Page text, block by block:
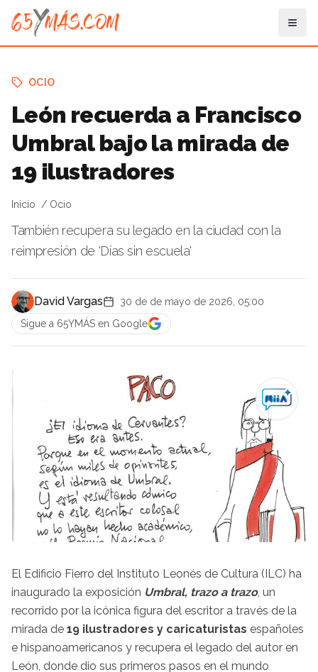
OCIO
León recuerda a Francisco
Umbral bajo la mirada de
19 ilustradores
Inicio Ocio
También recupera su legado en la ciudad con la
reimpresión de 'Días sin escuela'
David Vargas
30 de de mayo de 2026, 05:00
Sigue a 65YMÁS en Google
El Edificio Fierro del Instituto Leonés de Cultura (ILC) ha
inaugurado la exposición Umbral, trazo a trazo, un
recorrido por la icónica figura del escritor a través de la
mirada de 19 ilustradores y caricaturistas españoles
e hispanoamericanos y recupera el legado del autor en
León, donde dio sus primeros pasos en el mundo